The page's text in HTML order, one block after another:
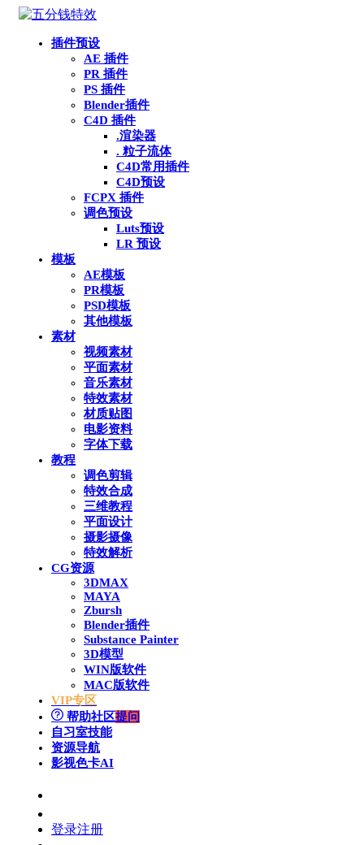
插件预设
AE 插件
PR 插件
PS 插件
Blender插件
C4D 插件
.渲染器
. 粒子流体
C4D常用插件
C4D预设
FCPX 插件
调色预设
Luts预设
LR 预设
模板
AE模板
PR模板
PSD模板
其他模板
素材
视频素材
平面素材
音乐素材
特效素材
材质贴图
电影资料
字体下载
教程
调色剪辑
特效合成
三维教程
平面设计
摄影摄像
特效解析
CG资源
3DMAX
MAYA
Zbursh
Blender插件
Substance Painter
3D模型
WIN版软件
MAC版软件
VIP专区
帮助社区提问
自习室技能
资源导航
影视色卡AI
登录注册